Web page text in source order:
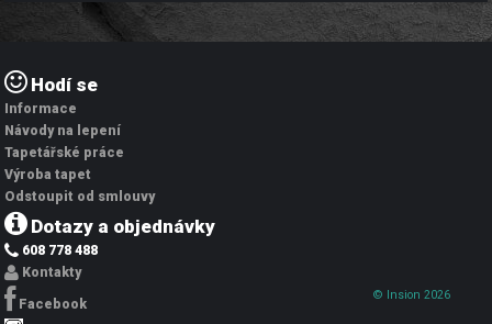
Hodí se
Informace
Návody na lepení
Tapetářské práce
Výroba tapet
Odstoupit od smlouvy
Dotazy a objednávky
608 778 488
Kontakty
Facebook
© Insion 2026